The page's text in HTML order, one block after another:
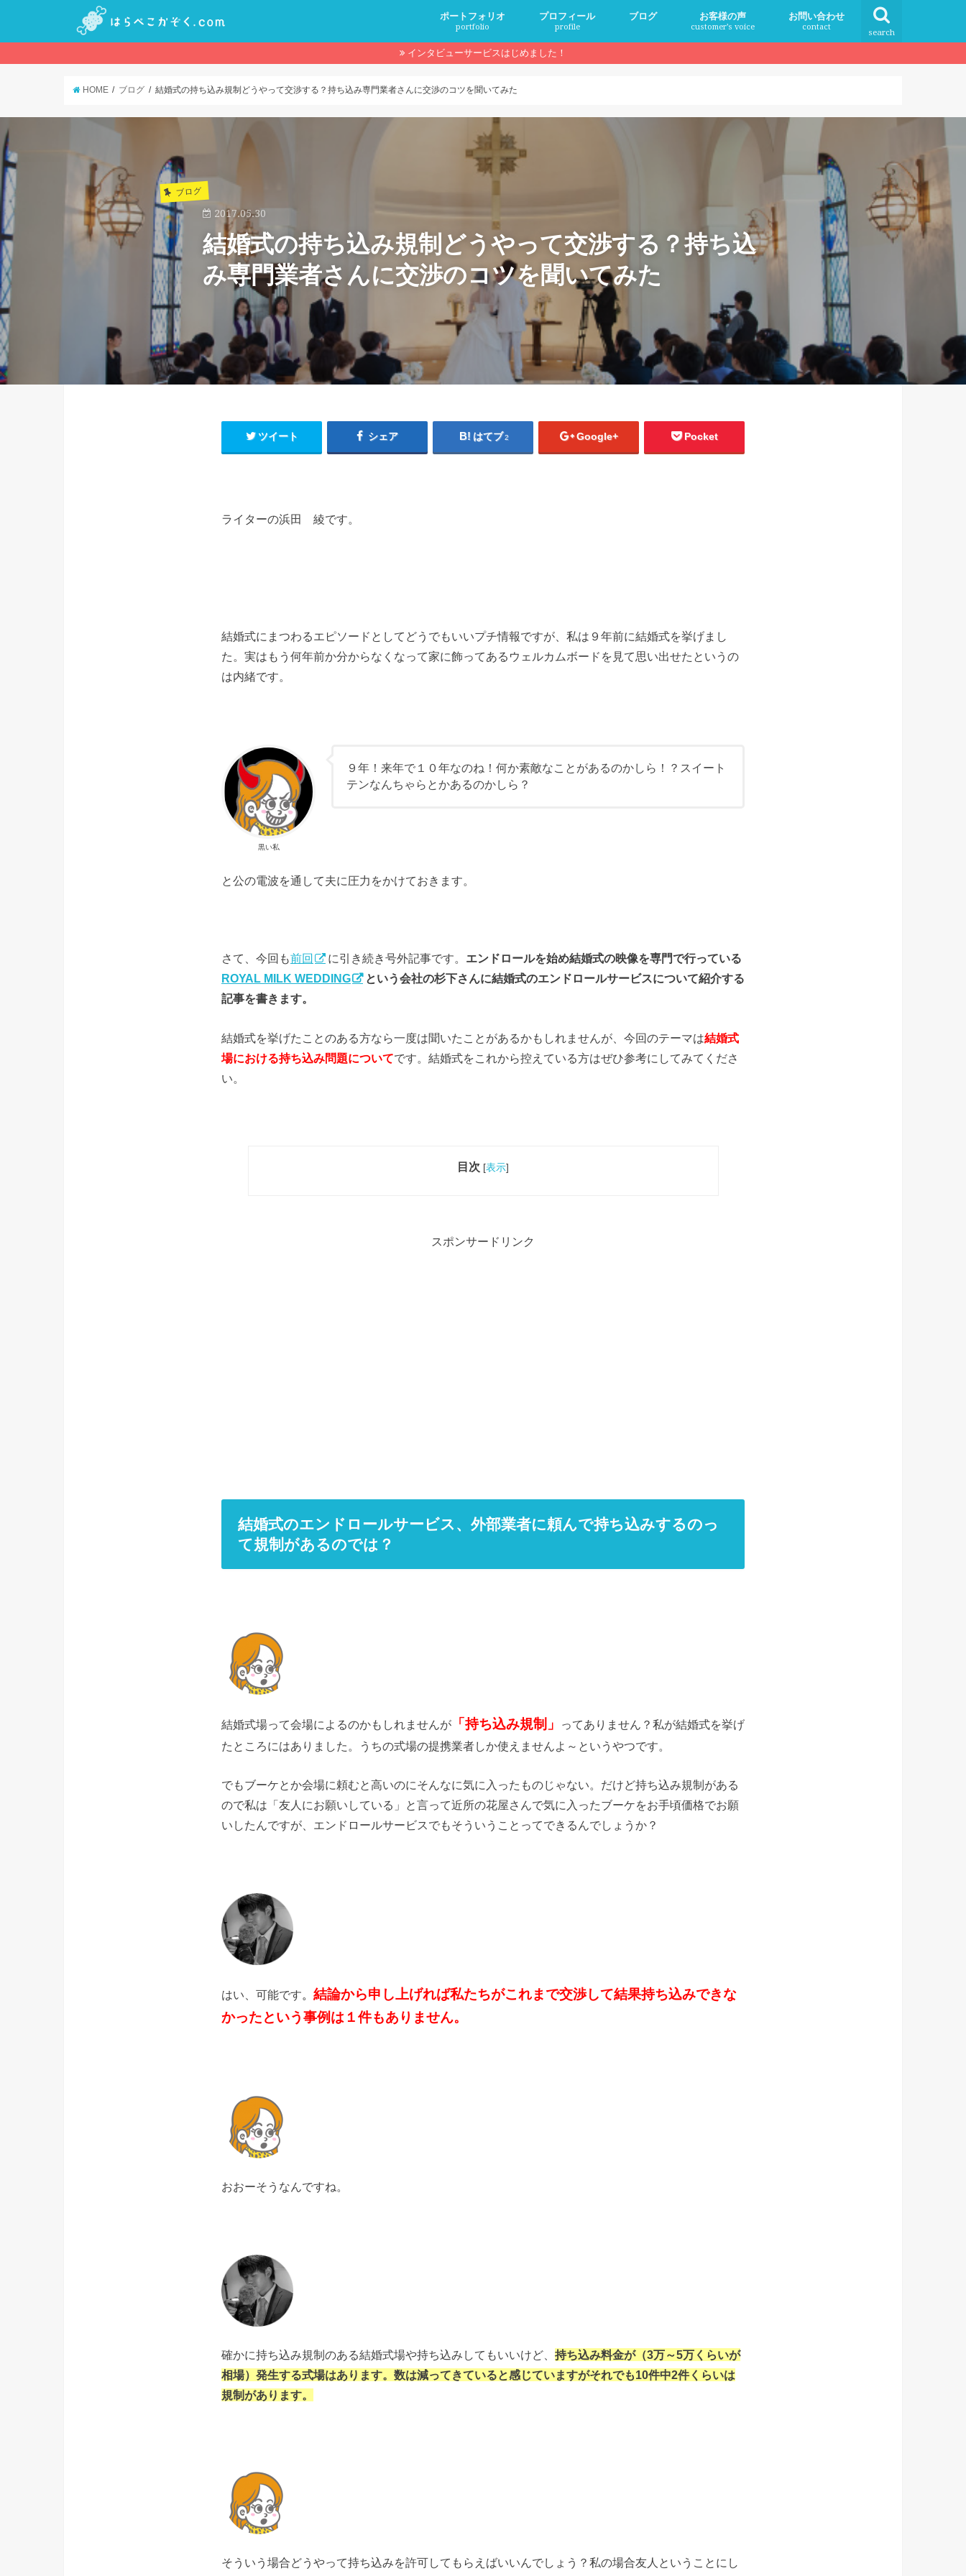
search
ポートフォリオ
portfolio
サービスメニュー
プロフィール
profile
ブログ お客様の声
customer’s voice
お問い合わせ
contact
インタビューサービスはじめました！
HOME ブログ 結婚式の持ち込み規制どうやって交渉する？持ち込み専門業者さんに交渉のコツを聞いてみた
ブログ
2017.05.30
結婚式の持ち込み規制どうやって交渉する？持ち込
み専門業者さんに交渉のコツを聞いてみた
ツイート シェア はてブ2 Google+ Pocket
ライターの浜田 綾です。
結婚式にまつわるエピソードとしてどうでもいいプチ情報ですが、私は９年前に結婚式を挙げまし
た。実はもう何年前か分からなくなって家に飾ってあるウェルカムボードを見て思い出せたというの
は内緒です。
黒い私
９年！来年で１０年なのね！何か素敵なことがあるのかしら！？スイート
テンなんちゃらとかあるのかしら？
と公の電波を通して夫に圧力をかけておきます。
さて、今回も前回 に引き続き号外記事です。 エンドロールを始め結婚式の映像を専門で行っている
ROYAL MILK WEDDING
という会社の杉下さんに結婚式のエンドロールサービスについて紹介する
記事を書きます。
結婚式を挙げたことのある方なら一度は聞いたことがあるかもしれませんが、今回のテーマは結婚式
場における持ち込み問題についてです。結婚式をこれから控えている方はぜひ参考にしてみてくださ
い。
目次 [表示]
スポンサードリンク
結婚式のエンドロールサービス、外部業者に頼んで持ち込みするのっ
て規制があるのでは？
結婚式場って会場によるのかもしれませんが 「持ち込み規制」
ってありません？私が結婚式を挙げ
たところにはありました。うちの式場の提携業者しか使えませんよ～というやつです。
でもブーケとか会場に頼むと高いのにそんなに気に入ったものじゃない。だけど持ち込み規制がある
ので私は「友人にお願いしている」と言って近所の花屋さんで気に入ったブーケをお手頃価格でお願
いしたんですが、エンドロールサービスでもそういうことってできるんでしょうか？
はい、可能です。 結論から申し上げれば私たちがこれまで交渉して結果持ち込みできな
かったという事例は１件もありません。
おおーそうなんですね。
確かに持ち込み規制のある結婚式場や持ち込みしてもいいけど、 持ち込み料金が（3万～5万くらいが
相場）発生する式場はあります。 数は減ってきていると感じていますがそれでも10件中2件くらいは
規制があります。
そういう場合どうやって持ち込みを許可してもらえばいいんでしょう？私の場合友人ということにし